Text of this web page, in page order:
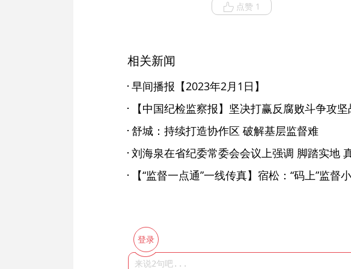
点赞 1
相关新闻
早间播报【2023年2月1日】
舒城：持续打造协作区 破解基层监督难
登录